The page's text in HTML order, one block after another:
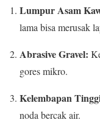
Lumpur Asam
lama bisa merusak
Abrasive Gravel:
gores mikro.
Kelembapan
noda bercak air.